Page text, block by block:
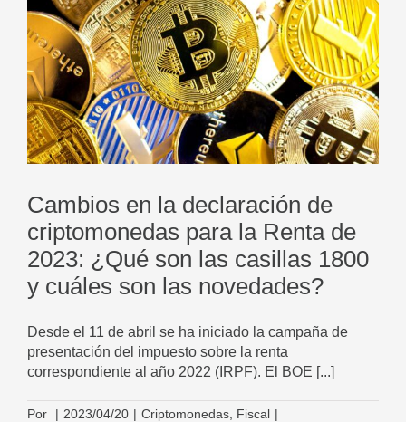
Cambios en la declaración de
criptomonedas para la Renta de
2023: ¿Qué son las casillas 1800
y cuáles son las novedades?
Desde el 11 de abril se ha iniciado la campaña de
presentación del impuesto sobre la renta
correspondiente al año 2022 (IRPF). El BOE [...]
Por | 2023/04/20 | Criptomonedas Fiscal |